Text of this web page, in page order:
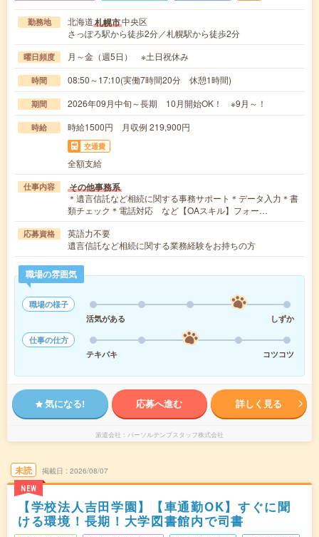
勤務地 北海道札幌市中央区
さっぽろ駅から徒歩2分／札幌駅から徒歩2分
曜日頻度 月～金（週5日） ※土日祝休み
時間 08:50～17:10(実働7時間20分 休憩1時間)
期間 2026年09月中旬～長期 10月開始OK！ ※9月～！
時給 時給1500円 月収例 219,900円
交通費
全額支給
仕事内容 その他事務系
＊遺言信託など相続に関する事務サポート＊データ入力＊書
類チェック＊電話対応 など【OAスキル】フォー…
応募資格
英語力不要
遺言信託など相続に関する業務経験をお持ちの方
職場の雰囲気
職場の様子
活気がある
しずか
仕事の仕方
テキパキ
コツコツ
気になる! 応募へ進む 詳しく見る
派遣会社 パーソルテンプスタッフ株式会社
未読
NEW
掲載日 2026/08/07
【学校法人吉田学園】【車通勤OK】すぐに聞
ける環境！長期！大学図書館内で司書